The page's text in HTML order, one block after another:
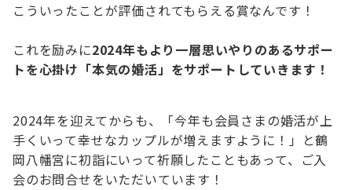
こういったことが評価されてもらえる賞なんです！
これを励みに2024年もより一層思いやりのあるサポー
トを心掛け「本気の婚活」をサポートしていきます！
2024年を迎えてからも、「今年も会員さまの婚活が上
手くいって幸せなカップルが増えますように！」と鶴
岡八幡宮に初詣にいって祈願したこともあって、ご入
会のお問合せをいただいています！